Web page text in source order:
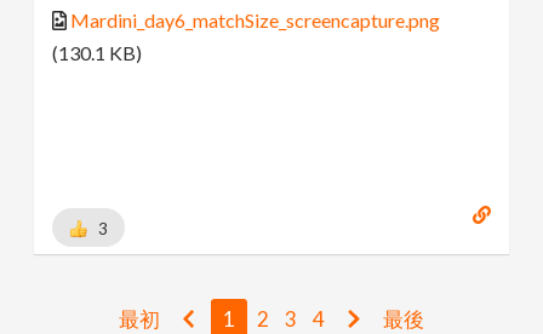
Mardini_day6_matchSize_screencapture.png
(130.1 KB)
3
最初 1 2 3 4 最後